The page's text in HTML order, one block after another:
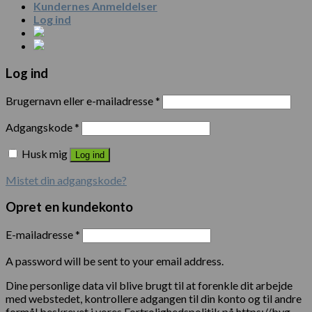
Kundernes Anmeldelser
Log ind
Log ind
Brugernavn eller e-mailadresse*
Adgangskode*
Husk mig
Log ind
Mistet din adgangskode?
Opret en kundekonto
E-mailadresse*
A password will be sent to your email address.
Dine personlige data vil blive brugt til at forenkle dit arbejde
med webstedet, kontrollere adgangen til din konto og til andre